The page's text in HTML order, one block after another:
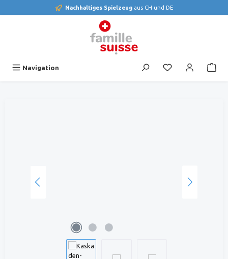
Nachhaltiges Spielzeug aus CH und DE
Navigation Du hast 0